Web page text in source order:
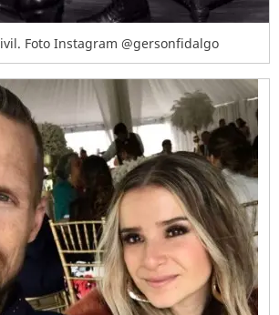
Foto Instagram @gersonfidalgo